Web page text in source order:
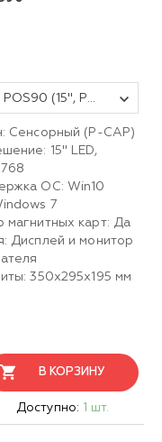
Сенсорный моноблок POSCenter POS90 (15", PCAP, J1900, RAM 4Gb, SSD 128Gb, MSR) без ОС
Сенсорный (P-CAP)
15" LED,
ОС: Win10
7
магнитных карт: Да
Дисплей и монитор
350х295х195 мм
В КОРЗИНУ
Доступно: 1 шт.